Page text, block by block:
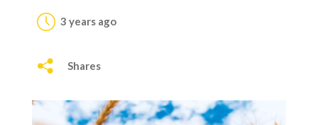
3 years ago
Shares